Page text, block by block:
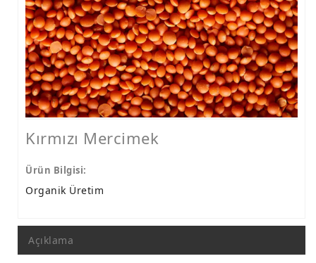
Kırmızı Mercimek
Ürün Bilgisi:
Organik Üretim
Açıklama